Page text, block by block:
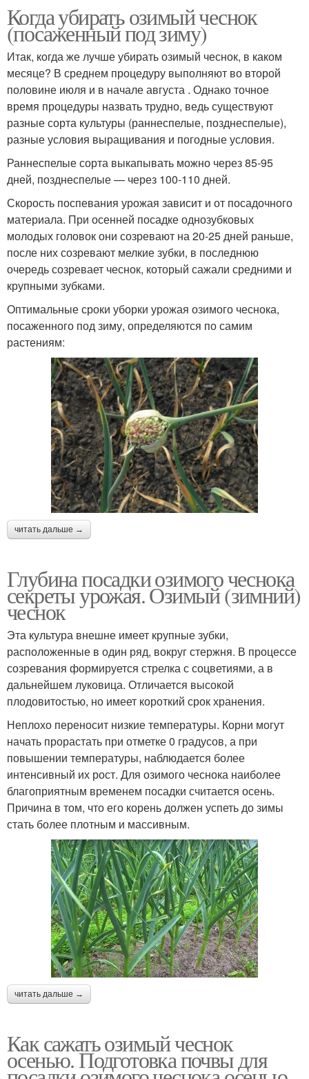
Когда убирать озимый чеснок
(посаженный под зиму)
Итак, когда же лучше убирать озимый чеснок, в каком
месяце? В среднем процедуру выполняют во второй
половине июля и в начале августа . Однако точное
время процедуры назвать трудно, ведь существуют
разные сорта культуры (раннеспелые, позднеспелые),
разные условия выращивания и погодные условия.
Раннеспелые сорта выкапывать можно через 85-95
дней, позднеспелые — через 100-110 дней.
Скорость поспевания урожая зависит и от посадочного
материала. При осенней посадке однозубковых
молодых головок они созревают на 20-25 дней раньше,
после них созревают мелкие зубки, в последнюю
очередь созревает чеснок, который сажали средними и
крупными зубками.
Оптимальные сроки уборки урожая озимого чеснока,
посаженного под зиму, определяются по самим
растениям:
читать дальше →
Глубина посадки озимого чеснока
секреты урожая. Озимый (зимний)
чеснок
Эта культура внешне имеет крупные зубки,
расположенные в один ряд, вокруг стержня. В процессе
созревания формируется стрелка с соцветиями, а в
дальнейшем луковица. Отличается высокой
плодовитостью, но имеет короткий срок хранения.
Неплохо переносит низкие температуры. Корни могут
начать прорастать при отметке 0 градусов, а при
повышении температуры, наблюдается более
интенсивный их рост. Для озимого чеснока наиболее
благоприятным временем посадки считается осень.
Причина в том, что его корень должен успеть до зимы
стать более плотным и массивным.
читать дальше →
Как сажать озимый чеснок
осенью. Подготовка почвы для